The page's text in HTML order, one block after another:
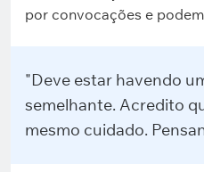
por convocações e
"Deve estar havendo
semelhante. Acredito
mesmo cuidado.